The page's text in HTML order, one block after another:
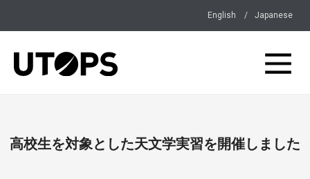
English Japanese
高校生を対象とした天文学実習を開催しました